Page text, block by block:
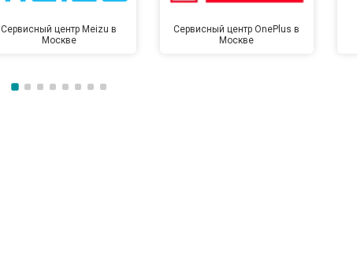
Сервисный центр Meizu в
Москве
Сервисный центр OnePlus в
Москве